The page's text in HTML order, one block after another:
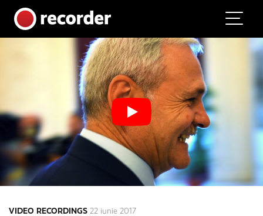
Main Navigation
VIDEO RECORDINGS 22 iunie 2017